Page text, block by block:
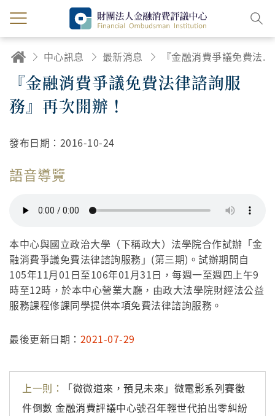
中心訊息 最新消息 『金融消費爭議免費法律諮詢服務』再次開辦！
『金融消費爭議免費法律諮詢服
務』再次開辦！
發布日期： 2016-10-24
語音導覽
本中心與國立政治大學（下稱政大）法學院合作試辦「金
融消費爭議免費法律諮詢服務」(第三期)。試辦期間自
105年11月01日至106年01月31日，每週一至週四上午9
時至12時，於本中心營業大廳，由政大法學院財經法公益
服務課程修課同學提供本項免費法律諮詢服務。
最後更新日期： 2021-07-29
上一則：
「微微道來，預見未來」微電影系列賽徵
件倒數 金融消費評議中心號召年輕世代拍出零糾紛